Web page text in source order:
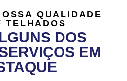
QUALIDADE
TELHADOS
DOS
EM